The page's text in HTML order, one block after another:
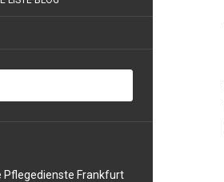
Pflegedienste Frankfurt